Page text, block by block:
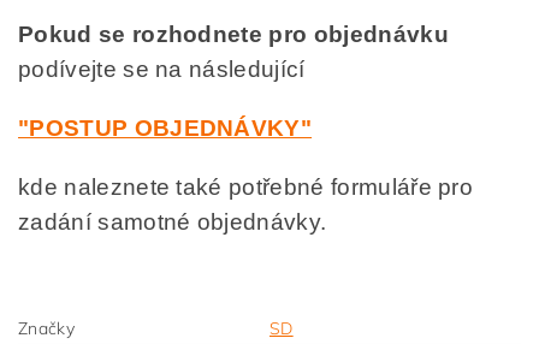
Pokud se rozhodnete pro objednávku
podívejte se na následující
"POSTUP OBJEDNÁVKY"
kde naleznete také potřebné formuláře pro
zadání samotné objednávky.
Značky
SD